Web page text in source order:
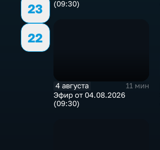
23
22
(09:30)
4 августа
11 мин
Эфир от 04.08.2026
(09:30)